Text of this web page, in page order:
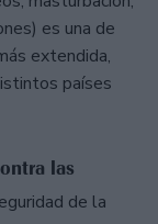
es una de
extendida,
países
las
de la